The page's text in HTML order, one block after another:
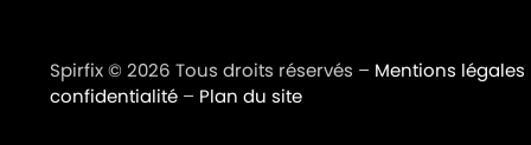
MIELE
MIELE S4774
Spirfix © 2026 Tous droits réservés – Mentions légales
confidentialité– Plan du site